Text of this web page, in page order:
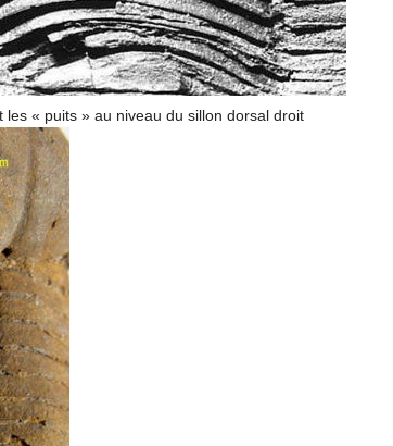
« puits » au niveau du sillon dorsal droit